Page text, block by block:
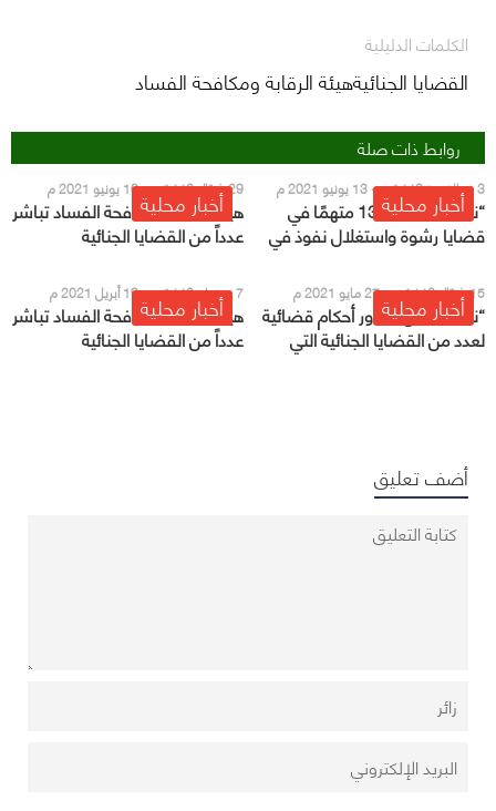
الكلمات الدليلية
القضايا الجنائيةهيئة الرقابة ومكافحة الفساد
روابط ذات صلة
أخبار محلية 3 ذو القعدة 1442 هـ - 13 يونيو 2021 م
“نزاهة” توقف 138 متهمًا في
قضايا رشوة واستغلال نفوذ في
أخبار محلية29 شوّال 1442 هـ - 10 يونيو 2021 م
هيئة الرقابة ومكافحة الفساد تباشر
عدداً من القضايا الجنائية
أخبار محلية15 شوّال 1442 هـ - 27 مايو 2021 م
“نزاهة” تعلن صدور أحكام قضائية
لعدد من القضايا الجنائية التي
أخبار محلية 7 رمضان 1442 هـ - 19 أبريل 2021 م
هيئة الرقابة ومكافحة الفساد تباشر
عدداً من القضايا الجنائية
أضف تعليق